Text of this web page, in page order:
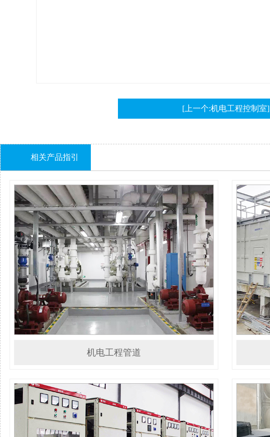
[上一个:机电工程控制室]
相关产品指引
机电工程管道